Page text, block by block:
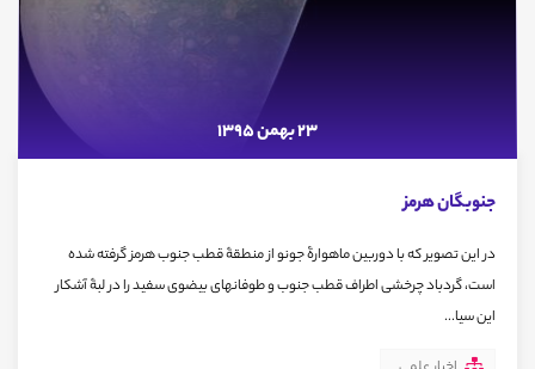
23 بهمن 1395
جنوبگان هرمز
در این تصویر که با دوربین ماهوارۀ جونو از منطقۀ قطب جنوب هرمز گرفته شده
است، گردباد چرخشی اطراف قطب جنوب و طوفانهای بیضوی سفید را در لبۀ آشکار
این سیا...